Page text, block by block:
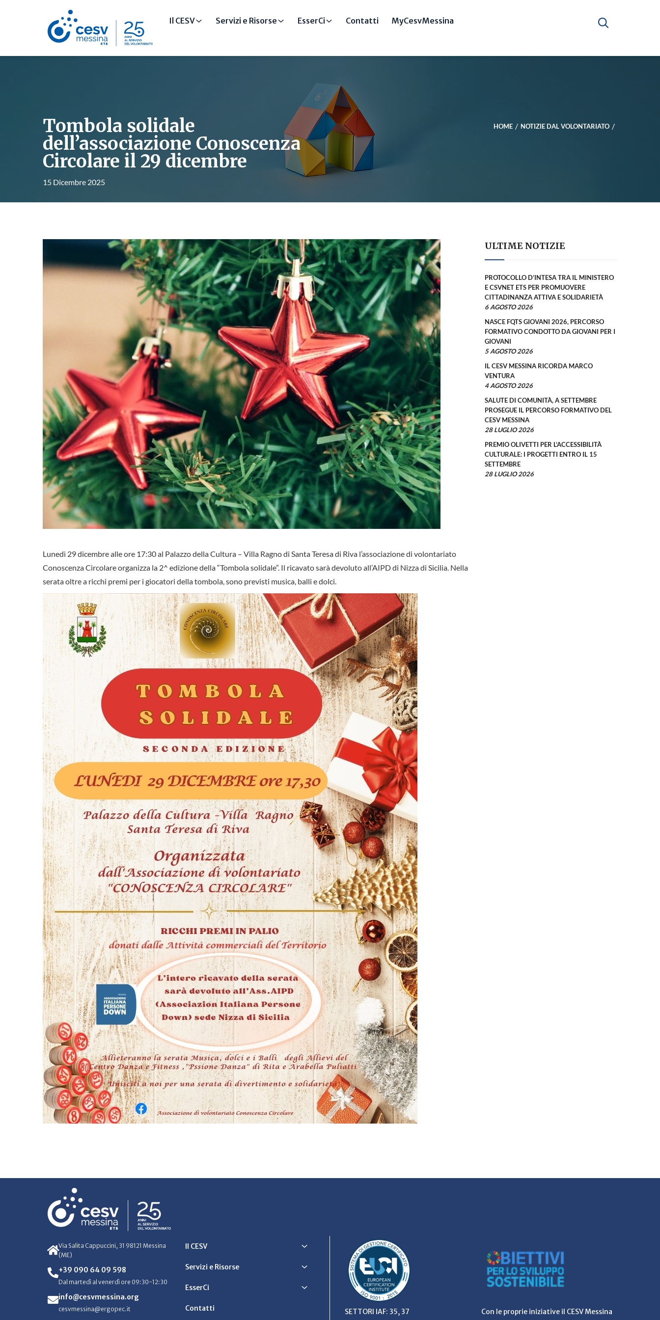
Il CESV Servizi e Risorse EsserCi Contatti MyCesvMessina
Tombola solidale
dell’associazione Conoscenza
Circolare il 29 dicembre
15 Dicembre 2025
HOME NOTIZIE DAL VOLONTARIATO
Lunedì 29 dicembre alle ore 17:30 al Palazzo della Cultura – Villa Ragno di Santa Teresa di Riva l’associazione di volontariato
Conoscenza Circolare organizza la 2^ edizione della “Tombola solidale”. Il ricavato sarà devoluto all’AIPD di Nizza di Sicilia. Nella
serata oltre a ricchi premi per i giocatori della tombola, sono previsti musica, balli e dolci.
ULTIME NOTIZIE
PROTOCOLLO D’INTESA TRA IL MINISTERO
E CSVNET ETS PER PROMUOVERE
CITTADINANZA ATTIVA E SOLIDARIETÀ
6 AGOSTO 2026
NASCE FQTS GIOVANI 2026, PERCORSO
FORMATIVO CONDOTTO DA GIOVANI PER I
GIOVANI
5 AGOSTO 2026
IL CESV MESSINA RICORDA MARCO
VENTURA
4 AGOSTO 2026
SALUTE DI COMUNITÀ, A SETTEMBRE
PROSEGUE IL PERCORSO FORMATIVO DEL
CESV MESSINA
28 LUGLIO 2026
PREMIO OLIVETTI PER L’ACCESSIBILITÀ
CULTURALE: I PROGETTI ENTRO IL 15
SETTEMBRE
28 LUGLIO 2026
Via Salita Cappuccini, 31 98121 Messina
(ME)
+39 090 64 09 598
Dal martedì al venerdì ore 09:30-12:30
info@cesvmessina.org
cesvmessina@ergopec.it
Il CESV
Servizi e Risorse
EsserCi
Contatti SETTORI IAF: 35, 37 Con le proprie iniziative il CESV Messina